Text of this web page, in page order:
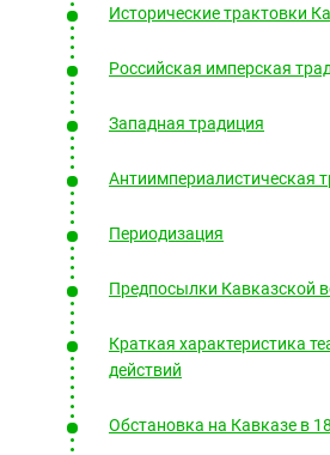
Исторические трактовки
Российская имперская
Западная традиция
Антиимпериалистическая
Периодизация
Предпосылки Кавказской
Краткая характеристика
действий
Обстановка на Кавказе в